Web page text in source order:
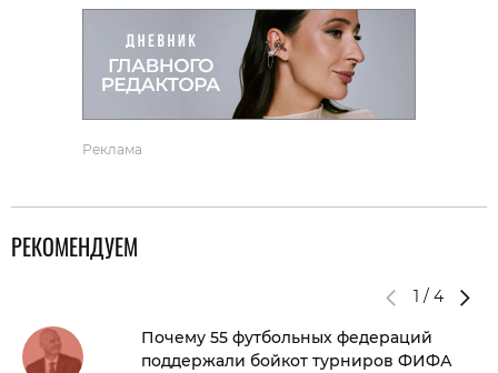
Реклама
РЕКОМЕНДУЕМ
1 / 4
Почему 55 футбольных федераций
поддержали бойкот турниров ФИФА